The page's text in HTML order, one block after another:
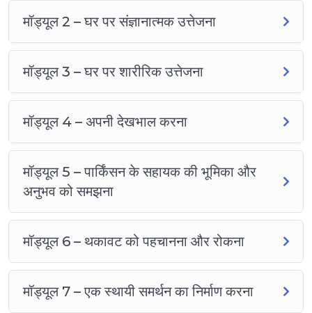
मॉड्यूल 2 – घर पर संज्ञानात्मक उत्तेजना
मॉड्यूल 3 – घर पर शारीरिक उत्तेजना
मॉड्यूल 4 – अपनी देखभाल करना
मॉड्यूल 5 – पार्किंसन के सहायक की भूमिका और
अनुभव को समझना
मॉड्यूल 6 – थकावट को पहचानना और रोकना
मॉड्यूल 7 – एक स्थायी समर्थन का निर्माण करना